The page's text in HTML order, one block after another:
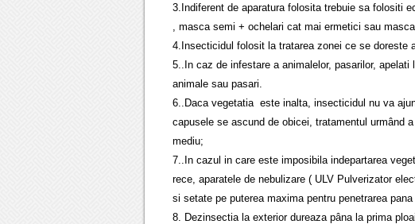
3.Indiferent de aparatura folosita trebuie sa folositi
, masca semi + ochelari cat mai ermetici sau
4.Insecticidul folosit la tratarea zonei ce se doreste
5..In caz de infestare a animalelor, pasarilor,
animale sau pasari.
6..Daca vegetatia este inalta, insecticidul nu va
capusele se ascund de obicei, tratamentul urmând
mediu;
7..In cazul in care este imposibila indepartarea
rece, aparatele de nebulizare ( ULV Pulverizator
si setate pe puterea maxima pentru penetrarea pana
8. Dezinsectia la exterior dureaza pâna la prima